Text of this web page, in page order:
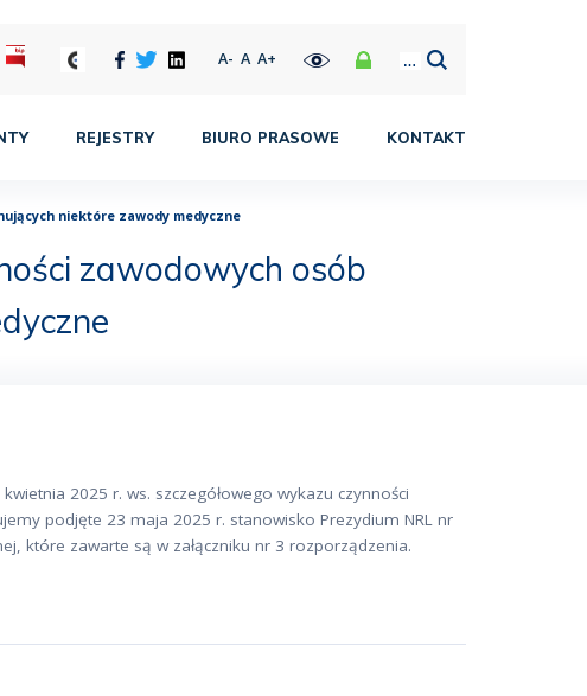
A- A A+
REJESTRY BIURO PRASOWE KONTAKT
niektóre zawody medyczne
zawodowych osób
2025 r. ws. szczegółowego wykazu czynności
podjęte 23 maja 2025 r. stanowisko Prezydium NRL nr
które zawarte są w załączniku nr 3 rozporządzenia.